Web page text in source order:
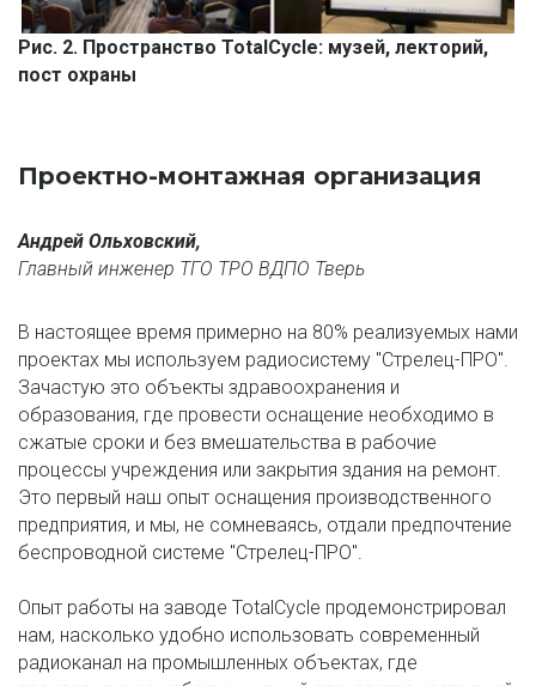
Рис. 2. Пространство TotalCycle: музей, лекторий,
пост охраны
Проектно-монтажная организация
Андрей Ольховский,
Главный инженер ТГО ТРО ВДПО Тверь
В настоящее время примерно на 80% реализуемых нами
проектах мы используем радиосистему "Стрелец-ПРО".
Зачастую это объекты здравоохранения и
образования, где провести оснащение необходимо в
сжатые сроки и без вмешательства в рабочие
процессы учреждения или закрытия здания на ремонт.
Это первый наш опыт оснащения производственного
предприятия, и мы, не сомневаясь, отдали предпочтение
беспроводной системе "Стрелец-ПРО".
Опыт работы на заводе TotalCycle продемонстрировал
нам, насколько удобно использовать современный
радиоканал на промышленных объектах, где